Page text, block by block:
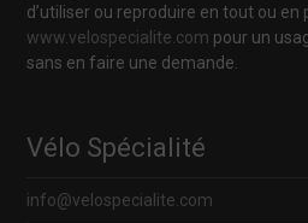
d’utiliser ou reproduire en tout ou en
www.velospecialite.com pour un
sans en faire une demande.
Vélo Spécialité
info@velospecialite.com